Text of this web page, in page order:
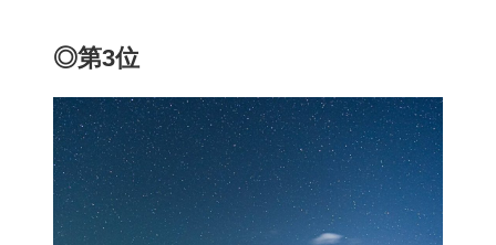
◎第3位